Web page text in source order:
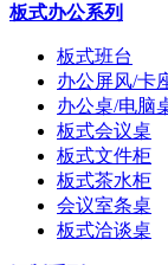
板式办公系列
板式班台
办公屏风/卡
办公桌/电脑
板式会议桌
板式文件柜
板式茶水柜
会议室条桌
板式洽谈桌